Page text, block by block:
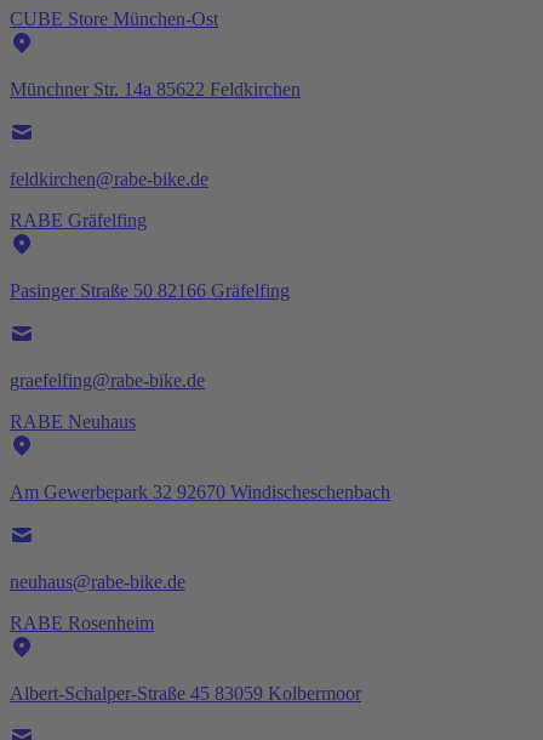
CUBE Store München-Ost
Münchner Str. 14a 85622 Feldkirchen
feldkirchen@rabe-bike.de
RABE Gräfelfing
Pasinger Straße 50 82166 Gräfelfing
graefelfing@rabe-bike.de
RABE Neuhaus
Am Gewerbepark 32 92670 Windischeschenbach
neuhaus@rabe-bike.de
RABE Rosenheim
Albert-Schalper-Straße 45 83059 Kolbermoor